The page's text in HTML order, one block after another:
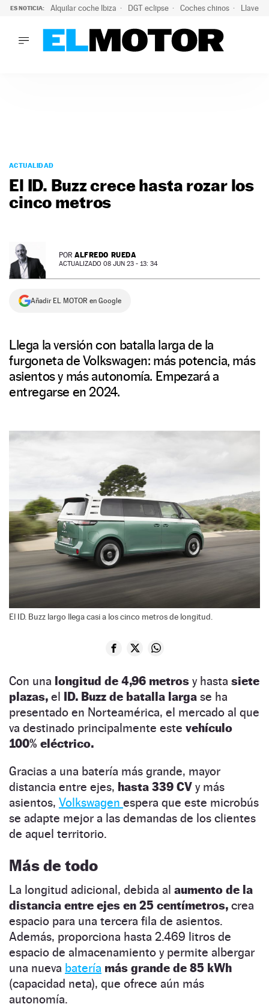
ES NOTICIA: Alquilar coche Ibiza DGT eclipse Coches chinos Llaves
PODCAST
MOTOS
TECNOLOGÍA
PREMIOS
SERVICIOS
ACTUALIDAD
El ID. Buzz crece hasta rozar los
cinco metros
POR ALFREDO RUEDA
ACTUALIZADO 08 JUN 23 - 13: 34
Añadir EL MOTOR en Google
Llega la versión con batalla larga de la
furgoneta de Volkswagen: más potencia, más
asientos y más autonomía. Empezará a
entregarse en 2024.
El ID. Buzz largo llega casi a los cinco metros de longitud.
Con una longitud de 4,96 metros y hasta siete
plazas, el ID. Buzz de batalla larga se ha
presentado en Norteamérica, el mercado al que
va destinado principalmente este vehículo
100% eléctrico.
Gracias a una batería más grande, mayor
distancia entre ejes, hasta 339 CV y más
asientos, Volkswagen espera que este microbús
se adapte mejor a las demandas de los clientes
de aquel territorio.
Más de todo
La longitud adicional, debida al aumento de la
distancia entre ejes en 25 centímetros, crea
espacio para una tercera fila de asientos.
Además, proporciona hasta 2.469 litros de
espacio de almacenamiento y permite albergar
una nueva batería más grande de 85 kWh
(capacidad neta), que ofrece aún más
autonomía.